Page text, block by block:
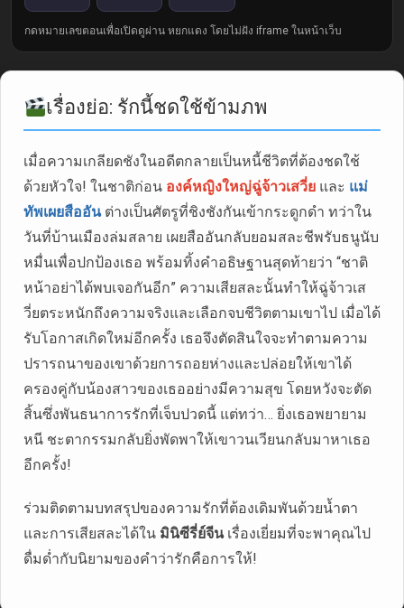
กดหมายเลขตอนเพื่อเปิดดูผ่าน หยกแดง โดยไม่ฝัง iframe ในหน้าเว็บ
เรื่องย่อ: รักนี้ชดใช้ข้ามภพ
เมื่อความเกลียดชังในอดีตกลายเป็นหนี้ชีวิตที่ต้องชดใช้
ด้วยหัวใจ! ในชาติก่อน องค์หญิงใหญ่ฉู่จ้าวเสวี่ย และ แม่
ทัพเผยสืออันต่างเป็นศัตรูที่ชิงชังกันเข้ากระดูกดำ ทว่าใน
วันที่บ้านเมืองล่มสลาย เผยสืออันกลับยอมสละชีพรับธนูนับ
หมื่นเพื่อปกป้องเธอ พร้อมทิ้งคำอธิษฐานสุดท้ายว่า “ชาติ
หน้าอย่าได้พบเจอกันอีก” ความเสียสละนั้นทำให้ฉู่จ้าวเส
วี่ยตระหนักถึงความจริงและเลือกจบชีวิตตามเขาไป เมื่อได้
รับโอกาสเกิดใหม่อีกครั้ง เธอจึงตัดสินใจจะทำตามความ
ปรารถนาของเขาด้วยการถอยห่างและปล่อยให้เขาได้
ครองคู่กับน้องสาวของเธออย่างมีความสุข โดยหวังจะตัด
สิ้นซึ่งพันธนาการรักที่เจ็บปวดนี้ แต่ทว่า… ยิ่งเธอพยายาม
หนี ชะตากรรมกลับยิ่งพัดพาให้เขาวนเวียนกลับมาหาเธอ
อีกครั้ง!
ร่วมติดตามบทสรุปของความรักที่ต้องเดิมพันด้วยน้ำตา
และการเสียสละได้ใน มินิซีรี่ย์จีนเรื่องเยี่ยมที่จะพาคุณไป
ดื่มด่ำกับนิยามของคำว่ารักคือการให้!